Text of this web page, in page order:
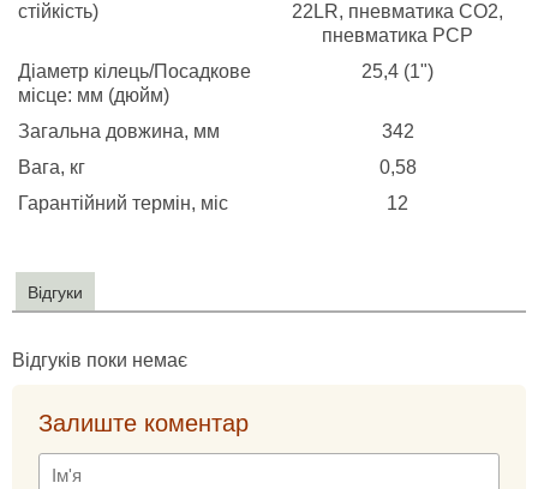
стійкість)
22LR, пневматика СО2,
пневматика РСР
Діаметр кілець/Посадкове
місце: мм (дюйм)
25,4 (1")
Загальна довжина, мм
342
Вага, кг
0,58
Гарантійний термін, міс
12
Відгуки
Відгуків поки немає
Залиште коментар